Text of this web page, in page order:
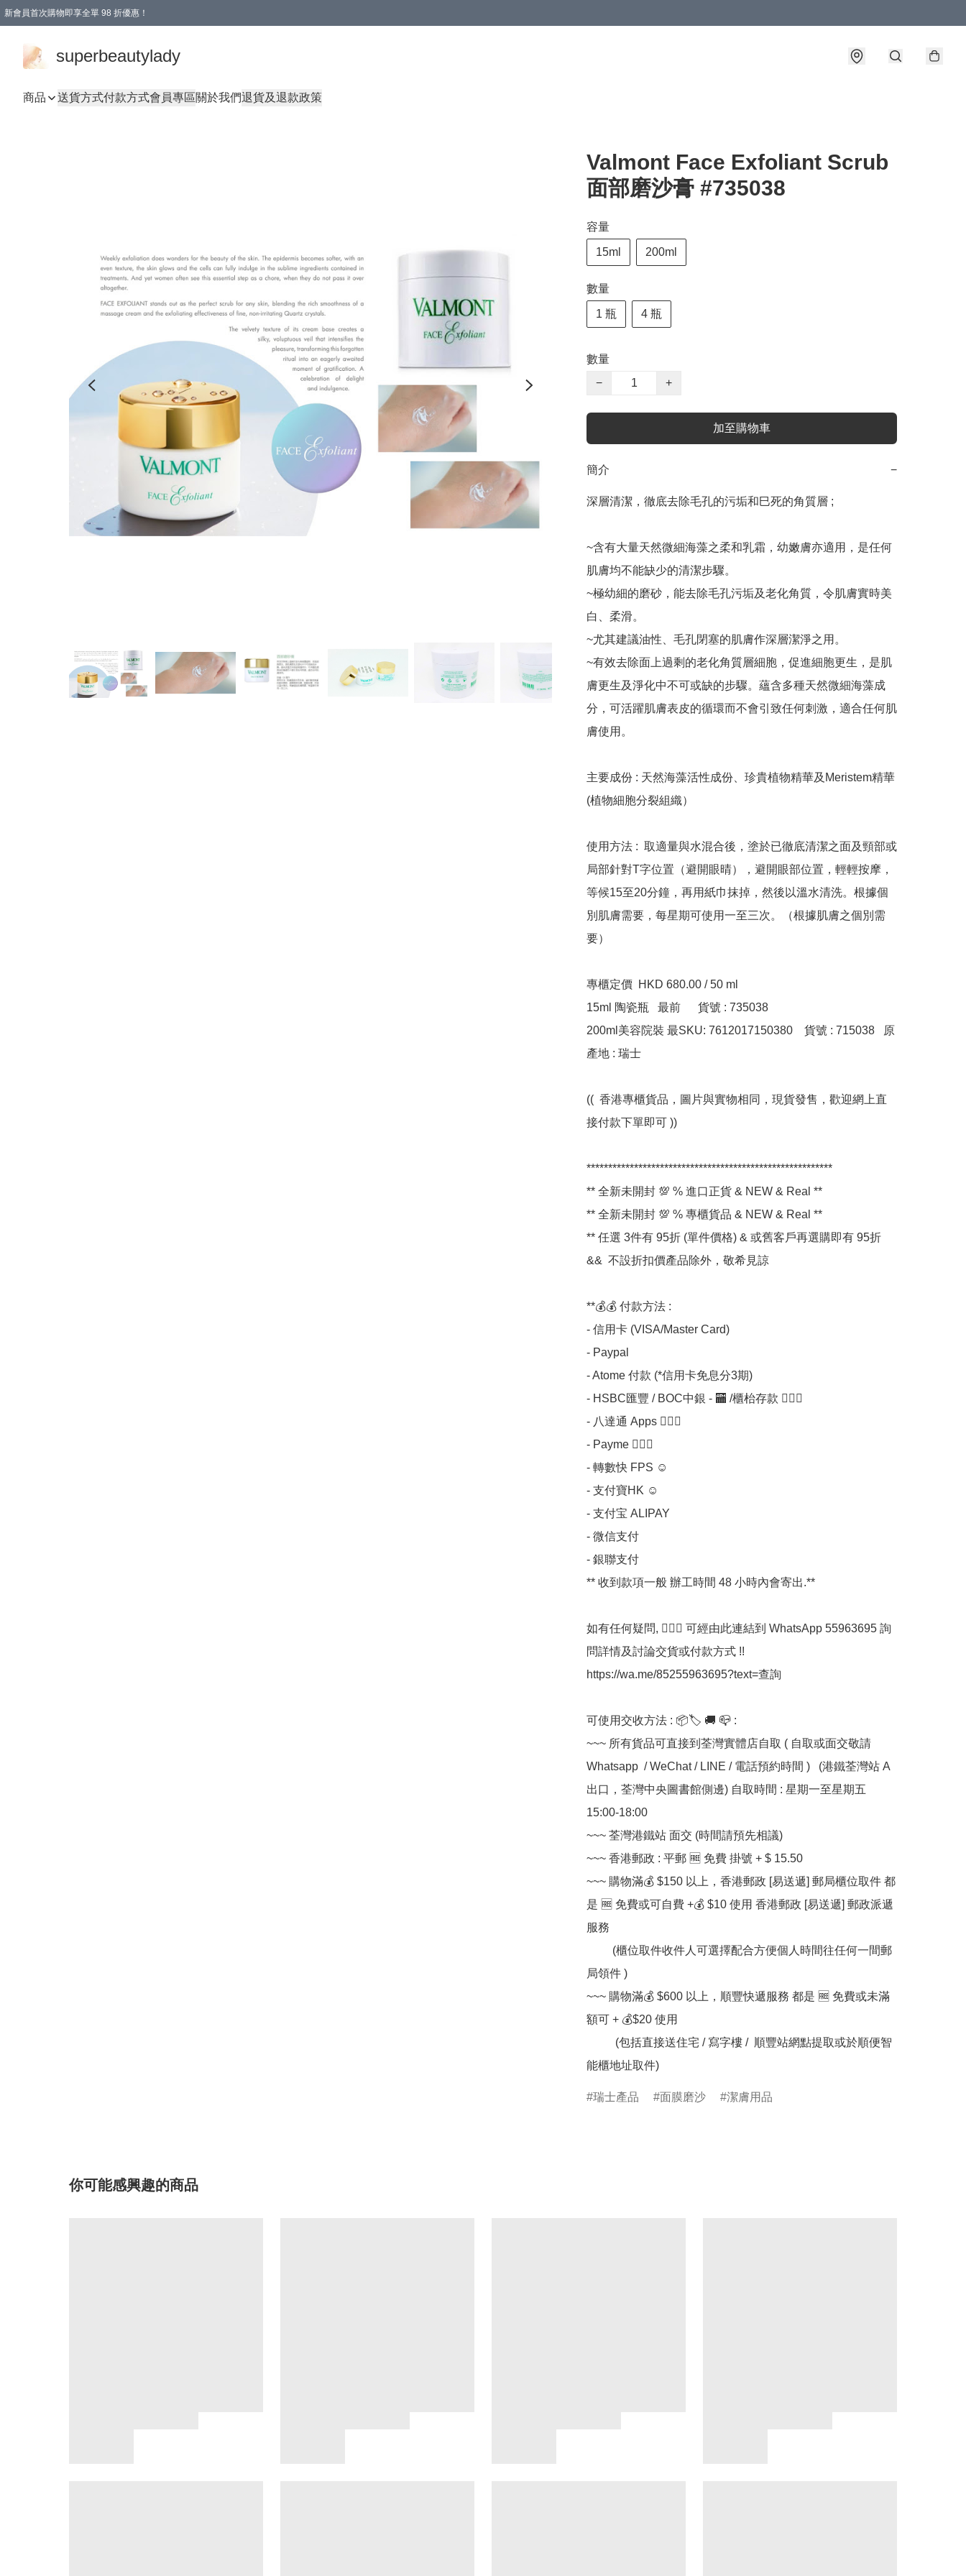
新會員首次購物即享全單 98 折優惠！
superbeautylady
商品 送貨方式付款方式會員專區關於我們退貨及退款政策
Valmont Face Exfoliant Scrub
面部磨沙膏 #735038
容量
15ml 200ml
數量
1 瓶 4 瓶
數量
−
+
加至購物車
簡介 −
深層清潔，徹底去除毛孔的污垢和巳死的角質層 ;
~含有大量天然微細海藻之柔和乳霜，幼嫩膚亦適用，是任何
肌膚均不能缺少的清潔步驟。
~極幼細的磨砂，能去除毛孔污垢及老化角質，令肌膚實時美
白、柔滑。
~尤其建議油性、毛孔閉塞的肌膚作深層潔淨之用。
~有效去除面上過剩的老化角質層細胞，促進細胞更生，是肌
膚更生及淨化中不可或缺的步驟。蘊含多種天然微細海藻成
分，可活躍肌膚表皮的循環而不會引致任何刺激，適合任何肌
膚使用。
主要成份 : 天然海藻活性成份、珍貴植物精華及Meristem精華
(植物細胞分裂組織）
使用方法 :  取適量與水混合後，塗於已徹底清潔之面及頸部或
局部針對T字位置（避開眼晴），避開眼部位置，輕輕按摩，
等候15至20分鐘，再用紙巾抹掉，然後以溫水清洗。根據個
別肌膚需要，每星期可使用一至三次。（根據肌膚之個別需
要）
專櫃定價  HKD 680.00 / 50 ml
15ml 陶瓷瓶   最前      貨號 : 735038
200ml美容院裝 最SKU: 7612017150380    貨號 : 715038   原
產地 : 瑞士
((  香港專櫃貨品，圖片與實物相同，現貨發售，歡迎網上直
接付款下單即可 ))
*********************************************************
** 全新未開封 💯 % 進口正貨 & NEW & Real **
** 全新未開封 💯 % 專櫃貨品 & NEW & Real **
** 任選 3件有 95折 (單件價格) & 或舊客戶再選購即有 95折
&&  不設折扣價產品除外，敬希見諒
**💰💰 付款方法 :
- 信用卡 (VISA/Master Card)
- Paypal
- Atome 付款 (*信用卡免息分3期)
- HSBC匯豐 / BOC中銀 - 🏧 /櫃枱存款 💁🏼‍♀
- 八達通 Apps 💁🏼‍♀
- Payme 💁🏼‍♀
- 轉數快 FPS ☺
- 支付寶HK ☺
- 支付宝 ALIPAY
- 微信支付
- 銀聯支付
** 收到款項一般 辦工時間 48 小時內會寄出.**
如有任何疑問, 💁🏼‍♀ 可經由此連結到 WhatsApp 55963695 詢
問詳情及討論交貨或付款方式 !!
https://wa.me/85255963695?text=查詢
可使用交收方法 : 📦🏷 🚚 📪 :
~~~ 所有貨品可直接到荃灣實體店自取 ( 自取或面交敬請
Whatsapp  / WeChat / LINE / 電話預約時間 )   (港鐵荃灣站 A
出口，荃灣中央圖書館側邊) 自取時間 : 星期一至星期五
15:00-18:00
~~~ 荃灣港鐵站 面交 (時間請預先相議)
~~~ 香港郵政 : 平郵 🆓 免費 掛號 + $ 15.50
~~~ 購物滿💰 $150 以上，香港郵政 [易送遞] 郵局櫃位取件 都
是 🆓 免費或可自費 +💰 $10 使用 香港郵政 [易送遞] 郵政派遞
服務
局領件 )
~~~ 購物滿💰 $600 以上，順豐快遞服務 都是 🆓 免費或未滿
額可 + 💰$20 使用
能櫃地址取件)
瑞士產品 面膜磨沙 潔膚用品
你可能感興趣的商品